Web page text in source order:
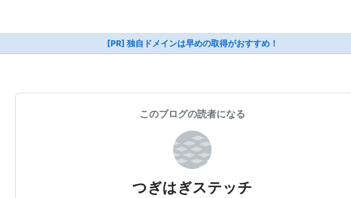
[PR] 独自ドメインは早めの取得がおすすめ！
このブログの読者になる
つぎはぎステッチ